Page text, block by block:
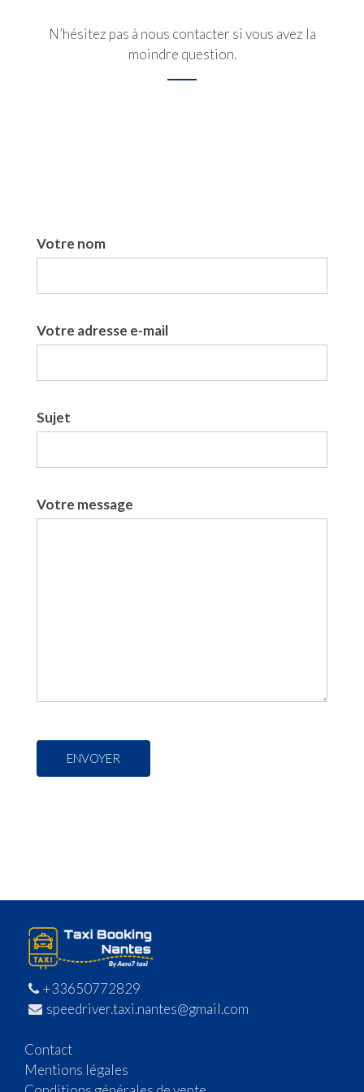
N’hésitez pas à nous contacter si vous avez la
moindre question.
Votre nom
Votre adresse e-mail
Sujet
Votre message
+33650772829
speedriver.taxi.nantes@gmail.com
Contact
Mentions légales